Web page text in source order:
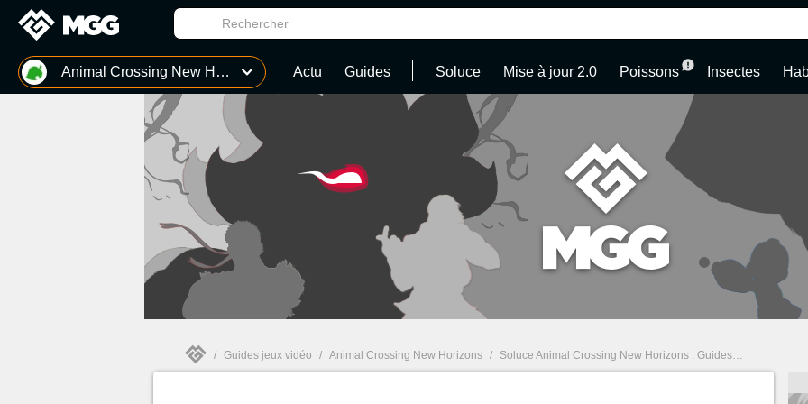
MGG Animal Crossing New Horizons Actu Guides Soluce Mise à jour 2.0 Poissons Insectes
/ Guides jeux vidéo / Animal Crossing New Horizons / Soluce Animal Crossing New Horizons : Guides, Astuces et tous nos conseils pour profiter d'ACNH